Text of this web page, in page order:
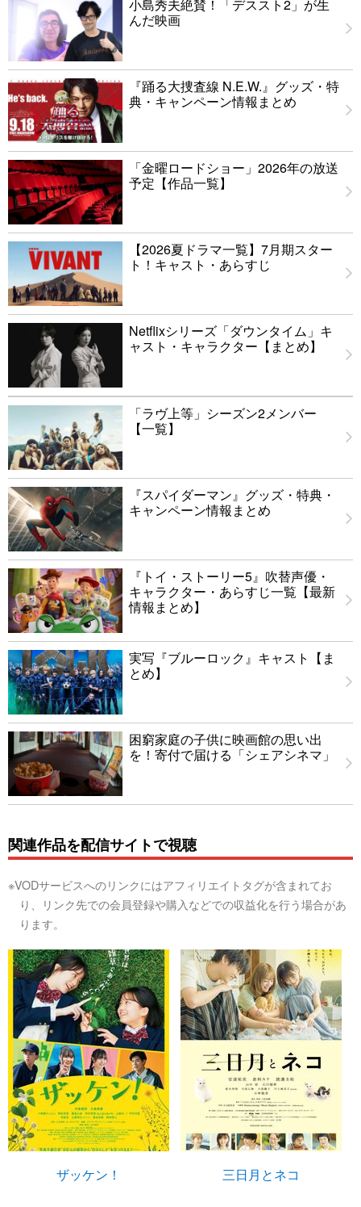
小島秀夫絶賛！「デススト2」が生
んだ映画
『踊る大捜査線 N.E.W.』グッズ・特
典・キャンペーン情報まとめ
「金曜ロードショー」2026年の放送
予定【作品一覧】
【2026夏ドラマ一覧】7月期スター
ト！キャスト・あらすじ
Netflixシリーズ「ダウンタイム」キ
ャスト・キャラクター【まとめ】
「ラヴ上等」シーズン2メンバー
【一覧】
『スパイダーマン』グッズ・特典・
キャンペーン情報まとめ
『トイ・ストーリー5』吹替声優・
キャラクター・あらすじ一覧【最新
情報まとめ】
実写『ブルーロック』キャスト【ま
とめ】
困窮家庭の子供に映画館の思い出
を！寄付で届ける「シェアシネマ」
関連作品を配信サイトで視聴
※VODサービスへのリンクにはアフィリエイトタグが含まれてお
り、リンク先での会員登録や購入などでの収益化を行う場合があ
ります。
ザッケン！ 三日月とネコ